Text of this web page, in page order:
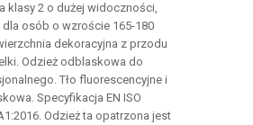
klasy 2 o dużej widoczności,
osób o wzroście 165-180
dekoracyjna z przodu
Odzież odblaskowa do
Tło fluorescencyjne i
Specyfikacja EN ISO
Odzież ta opatrzona jest